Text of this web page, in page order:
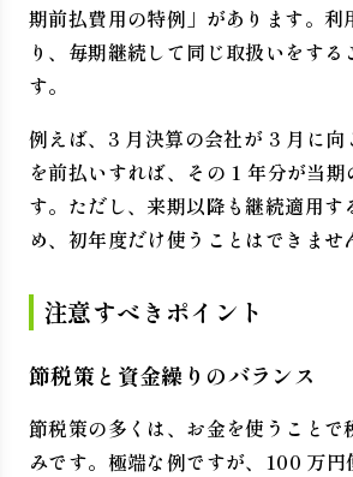
期前払費用の特例」があります。利
り、毎期継続して同じ取扱いをする
す。
例えば、3 月決算の会社が 3 月に向
を前払いすれば、その 1 年分が当期
す。ただし、来期以降も継続適用す
め、初年度だけ使うことはできませ
注意すべきポイント
節税策と資金繰りのバランス
節税策の多くは、お金を使うことで
みです。極端な例ですが、100 万